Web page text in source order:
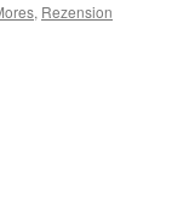
, Rezension